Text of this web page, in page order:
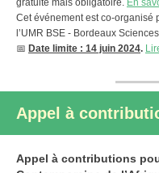
gratuite mais obligatoire. En
Cet événement est co-organisé
l’UMR BSE - Bordeaux
📅 Date limite : 14 juin 2024.
Appel à
Appel à contributions